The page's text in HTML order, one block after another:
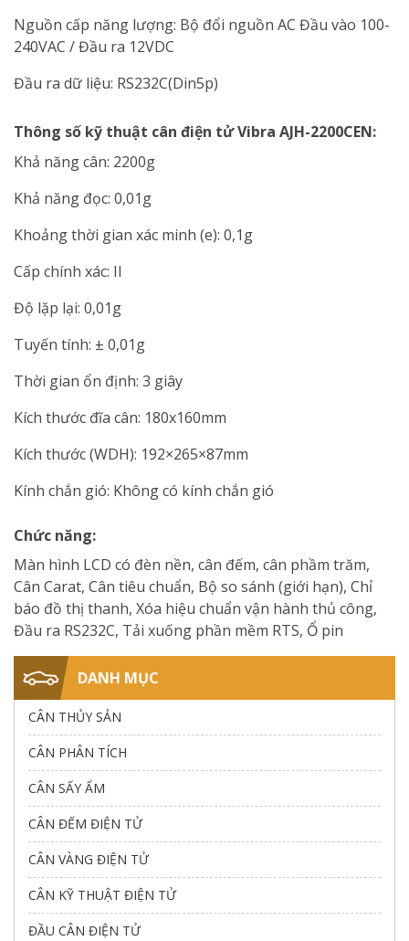
Nguồn cấp năng lượng: Bộ đổi nguồn AC Đầu vào 100-
240VAC / Đầu ra 12VDC
Đầu ra dữ liệu: RS232C(Din5p)
Thông số kỹ thuật cân điện tử Vibra AJH-2200CEN:
Khả năng cân: 2200g
Khả năng đọc: 0,01g
Khoảng thời gian xác minh (e): 0,1g
Cấp chính xác: II
Độ lặp lại: 0,01g
Tuyến tính: ± 0,01g
Thời gian ổn định: 3 giây
Kích thước đĩa cân: 180x160mm
Kích thước (WDH): 192×265×87mm
Kính chắn gió: Không có kính chắn gió
Chức năng:
Màn hình LCD có đèn nền, cân đếm, cân phầm trăm,
Cân Carat, Cân tiêu chuẩn, Bộ so sánh (giới hạn), Chỉ
báo đồ thị thanh, Xóa hiệu chuẩn vận hành thủ công,
Đầu ra RS232C, Tải xuống phần mềm RTS, Ổ pin
DANH MỤC
CÂN THỦY SẢN
CÂN PHÂN TÍCH
CÂN SẤY ẨM
CÂN ĐẾM ĐIỆN TỬ
CÂN VÀNG ĐIỆN TỬ
CÂN KỸ THUẬT ĐIỆN TỬ
ĐẦU CÂN ĐIỆN TỬ